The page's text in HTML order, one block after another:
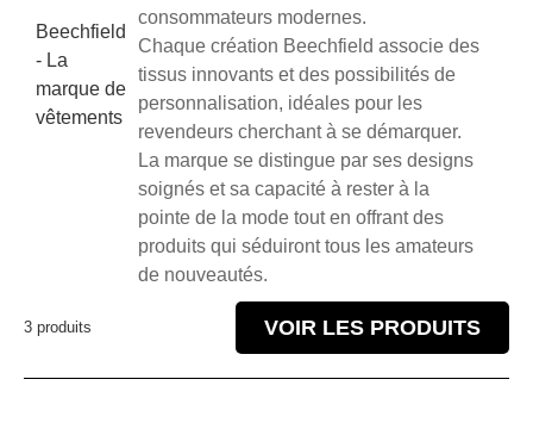
Beechfield
- La
marque de
vêtements
consommateurs modernes.
Chaque création Beechfield associe des
tissus innovants et des possibilités de
personnalisation, idéales pour les
revendeurs cherchant à se démarquer.
La marque se distingue par ses designs
soignés et sa capacité à rester à la
pointe de la mode tout en offrant des
produits qui séduiront tous les amateurs
de nouveautés.
3 produits VOIR LES PRODUITS